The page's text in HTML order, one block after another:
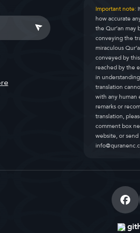
Important note:
how accurate
the Qur’an
conveying the
miraculous
conveyed by
reached by the
in
translation
with any human
remarks or
translation,
comment box
website, or